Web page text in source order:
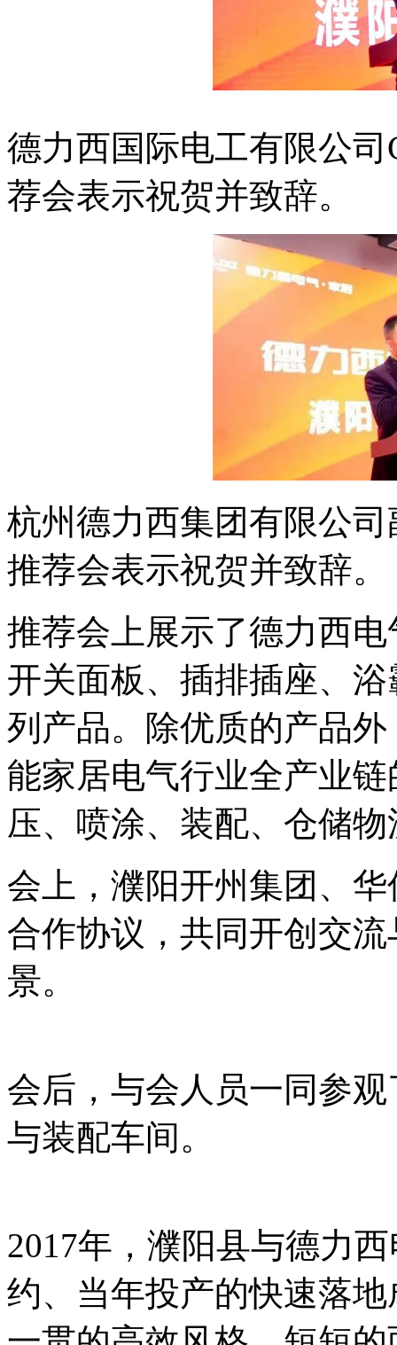
德力西国际电工有限公
荐会表示祝贺并致辞。
杭州德力西集团有限公
推荐会表示祝贺并致辞。
推荐会上展示了德力西
开关面板、插排插座、
列产品。除优质的产品
能家居电气行业全产业
压、喷涂、装配、仓储
会上，濮阳开州集团、
合作协议，共同开创交
景。
会后，与会人员一同参
与装配车间。
2017年，濮阳县与德力
约、当年投产的快速落